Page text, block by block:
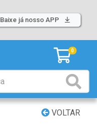
Baixe já nosso APP
0
VOLTAR